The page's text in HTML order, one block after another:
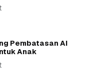
Pembatasan AI
Anak